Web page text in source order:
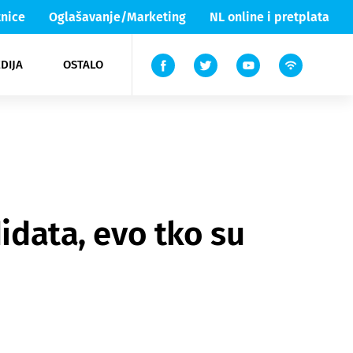
Oglašavanje/Marketing NL online i pretplata
OSTALO
Lika & Senj
TV
evo tko su